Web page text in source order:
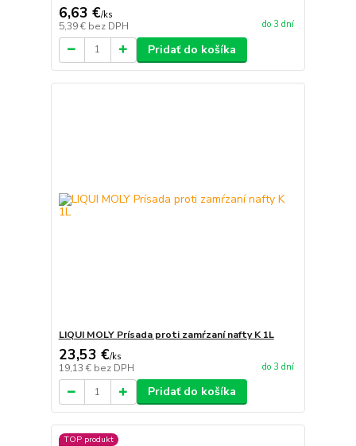
6,63 €/ks
5,39 € bez DPH do 3 dní
Pridať do košíka
LIQUI MOLY Prísada proti zamŕzaní nafty K 1L
23,53 €/ks
19,13 € bez DPH do 3 dní
Pridať do košíka
TOP produkt